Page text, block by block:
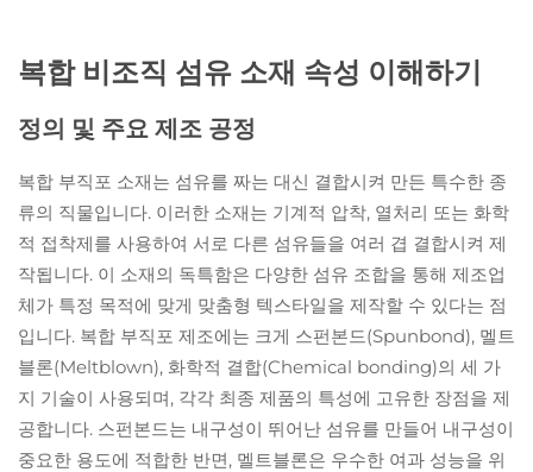
복합 비조직 섬유 소재 속성 이해하기
정의 및 주요 제조 공정
복합 부직포 소재는 섬유를 짜는 대신 결합시켜 만든 특수한 종
류의 직물입니다. 이러한 소재는 기계적 압착, 열처리 또는 화학
적 접착제를 사용하여 서로 다른 섬유들을 여러 겹 결합시켜 제
작됩니다. 이 소재의 독특함은 다양한 섬유 조합을 통해 제조업
체가 특정 목적에 맞게 맞춤형 텍스타일을 제작할 수 있다는 점
입니다. 복합 부직포 제조에는 크게 스펀본드(Spunbond), 멜트
블론(Meltblown), 화학적 결합(Chemical bonding)의 세 가
지 기술이 사용되며, 각각 최종 제품의 특성에 고유한 장점을 제
공합니다. 스펀본드는 내구성이 뛰어난 섬유를 만들어 내구성이
중요한 용도에 적합한 반면, 멜트블론은 우수한 여과 성능을 위